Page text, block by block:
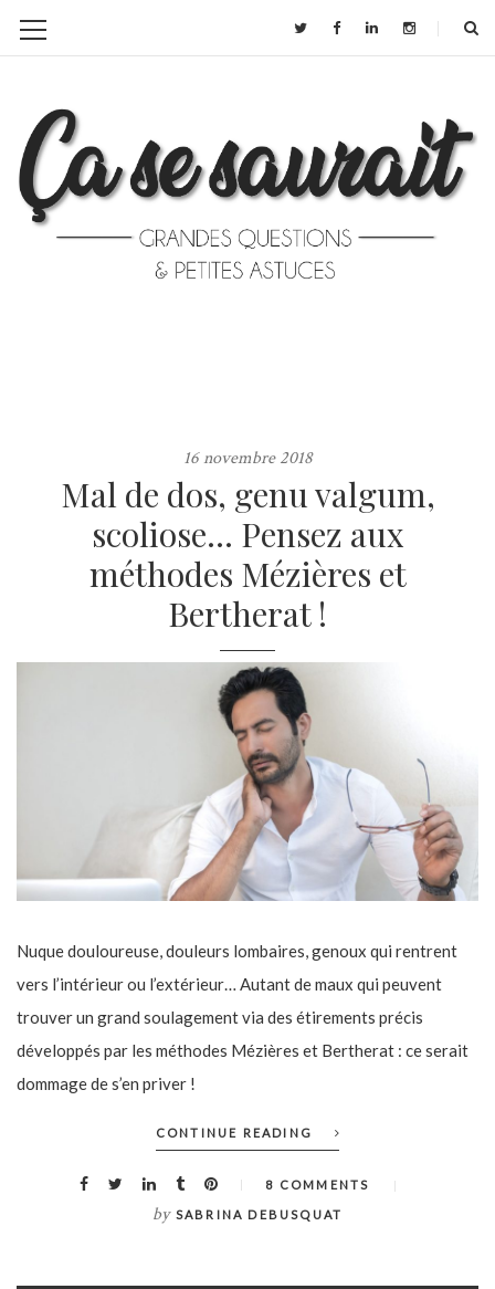
16 novembre 2018
Mal de dos, genu valgum,
scoliose… Pensez aux
méthodes Mézières et
Bertherat !
Nuque douloureuse, douleurs lombaires, genoux qui rentrent
vers l’intérieur ou l’extérieur… Autant de maux qui peuvent
trouver un grand soulagement via des étirements précis
développés par les méthodes Mézières et Bertherat : ce serait
dommage de s’en priver !
CONTINUE READING
8 COMMENTS
by SABRINA DEBUSQUAT